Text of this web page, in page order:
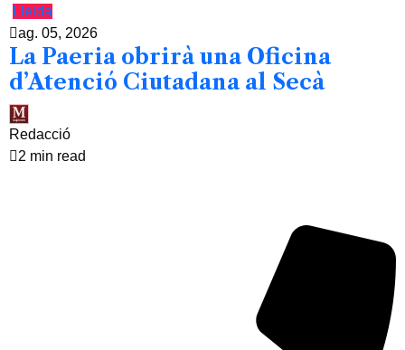
Lleida
ag. 05, 2026
La Paeria obrirà una Oficina
d’Atenció Ciutadana al Secà
Redacció
2 min read